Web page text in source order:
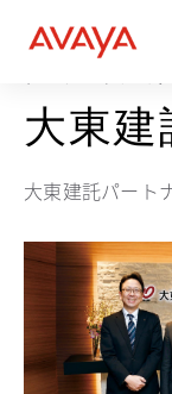
大東
大東建託パート